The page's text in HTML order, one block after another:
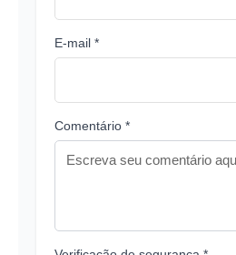
E-mail *
Comentário *